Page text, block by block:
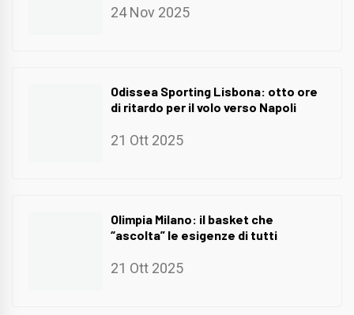
24 Nov 2025
Odissea Sporting Lisbona: otto ore
di ritardo per il volo verso Napoli
21 Ott 2025
Olimpia Milano: il basket che
“ascolta” le esigenze di tutti
21 Ott 2025